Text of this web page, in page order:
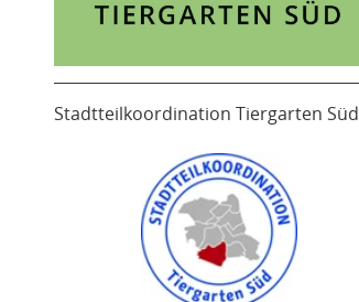
Stadtteilkoordination Tiergarten Süd